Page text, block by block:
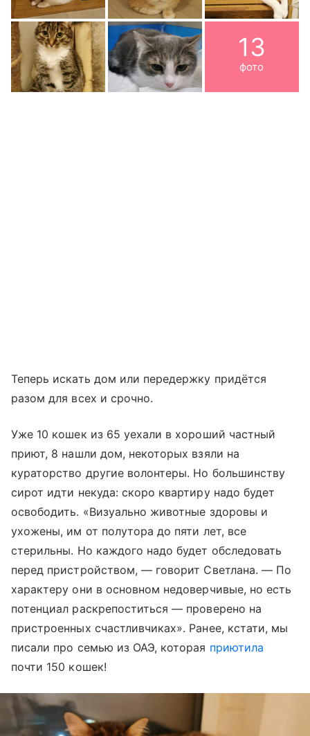
13
фото
Теперь искать дом или передержку придётся
разом для всех и срочно.
Уже 10 кошек из 65 уехали в хороший частный
приют, 8 нашли дом, некоторых взяли на
кураторство другие волонтеры. Но большинству
сирот идти некуда: скоро квартиру надо будет
освободить. «Визуально животные здоровы и
ухожены, им от полутора до пяти лет, все
стерильны. Но каждого надо будет обследовать
перед пристройством, — говорит Светлана. — По
характеру они в основном недоверчивые, но есть
потенциал раскрепоститься — проверено на
пристроенных счастливчиках». Ранее, кстати, мы
писали про семью из ОАЭ, которая приютила
почти 150 кошек!